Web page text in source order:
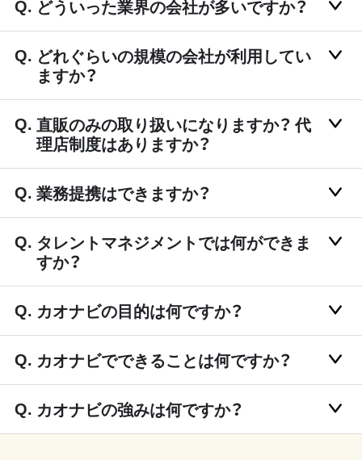
どういった業界の会社が多いですか？
どれぐらいの規模の会社が利用してい
ますか？
直販のみの取り扱いになりますか？ 代
理店制度はありますか？
業務提携はできますか？
タレントマネジメントでは何ができま
すか？
カオナビの目的は何ですか？
カオナビでできることは何ですか？
カオナビの強みは何ですか？